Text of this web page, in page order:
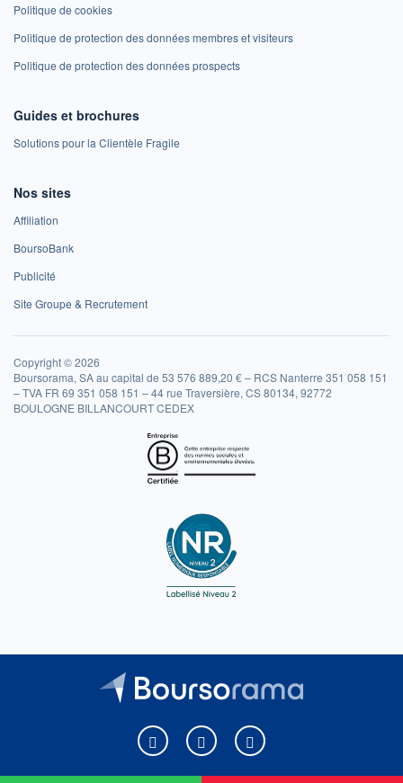
Politique de cookies
Politique de protection des données membres et visiteurs
Politique de protection des données prospects
Guides et brochures
Solutions pour la Clientèle Fragile
Nos sites
Affiliation
BoursoBank
Publicité
Site Groupe & Recrutement
Copyright © 2026
Boursorama, SA au capital de 53 576 889,20 € – RCS Nanterre 351 058 151
– TVA FR 69 351 058 151 – 44 rue Traversière, CS 80134, 92772
BOULOGNE BILLANCOURT CEDEX
Boursorama sur Facebook
Boursorama sur XBoursorama sur